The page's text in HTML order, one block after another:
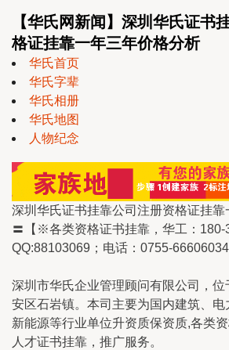
【华氏网新闻】深圳华氏证书
格证挂靠一年三年价格分析
华氏首页
华氏字辈
华氏相册
华氏地图
人物纪念
深圳华氏证书挂靠公司注册资格证挂
〓【※各类资格证书挂靠，华工：180-
QQ:88103069；电话：0755-
深圳市华氏企业管理顾问有限公司，
安区石岩镇。本司主要为国内建筑、电
新能源等行业单位升资质保资质,各类
人才证书挂靠，推广服务。